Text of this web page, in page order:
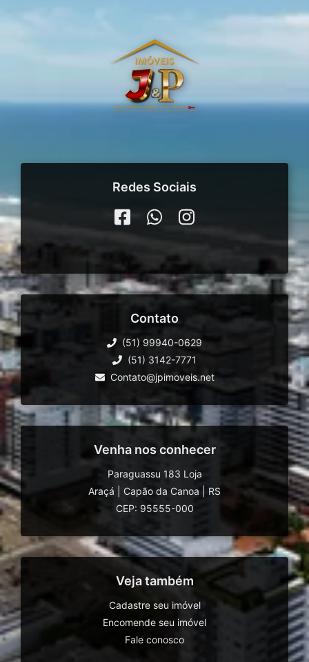
Redes Sociais
Contato
(51) 99940-0629
(51) 3142-7771
Contato@jpimoveis.net
Venha nos conhecer
Paraguassu 183 Loja
Araçá
Capão da Canoa
RS
CEP: 95555-000
Veja também
Cadastre seu imóvel
Encomende seu imóvel
Fale conosco